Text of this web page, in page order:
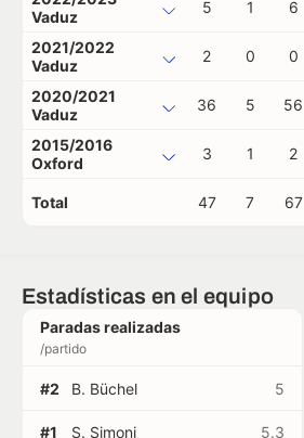
Vaduz
5 1 6
2021/2022
Vaduz
2 0 0
2020/2021
Vaduz
36 5 56
2015/2016
Oxford
3 1 2
Total 47 7 67
Estadísticas en el equipo
Paradas realizadas
/partido
#2 B. Büchel 5
#1 S. Simoni 5.3